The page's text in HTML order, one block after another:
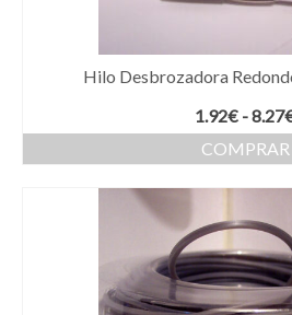
Hilo Desbrozadora
1.92€ -8.27
COMPRAR
tiene
Las